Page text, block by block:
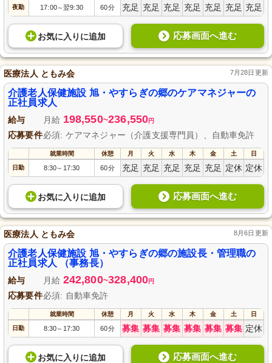
夜勤 17:00～翌9:30 60分 充足 充足 充足 充足 充足 充足 充足
お気に入り に追加 応募画面へ進む
医療法人 ともみ会 7月28日更新
介護老人保健施設 旭・やすらぎの郷のケアマネジャーの
正社員求人
給与 月給 198,550~236,550円
応募要件必須: ケアマネジャー（介護支援専門員）、自動車免許
就業時間 休憩 月 火 水 木 金 土 日
日勤 8:30～ 17:30 60分 充足 充足 充足 充足 充足 定休 定休
お気に入り に追加 応募画面へ進む
医療法人 ともみ会 8月6日更新
介護老人保健施設 旭・やすらぎの郷の施設長・管理職の
正社員求人 （事務長）
給与 月給 242,800~328,400円
応募要件必須: 自動車免許
就業時間 休憩 月 火 水 木 金 土 日
日勤 8:30～ 17:30 60分 募集 募集 募集 募集 募集 募集 定休
お気に入り に追加 応募画面へ進む